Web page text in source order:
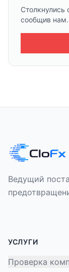
Столкнулись
сообщив нам.
Ведущий
УСЛУГИ
Проверка